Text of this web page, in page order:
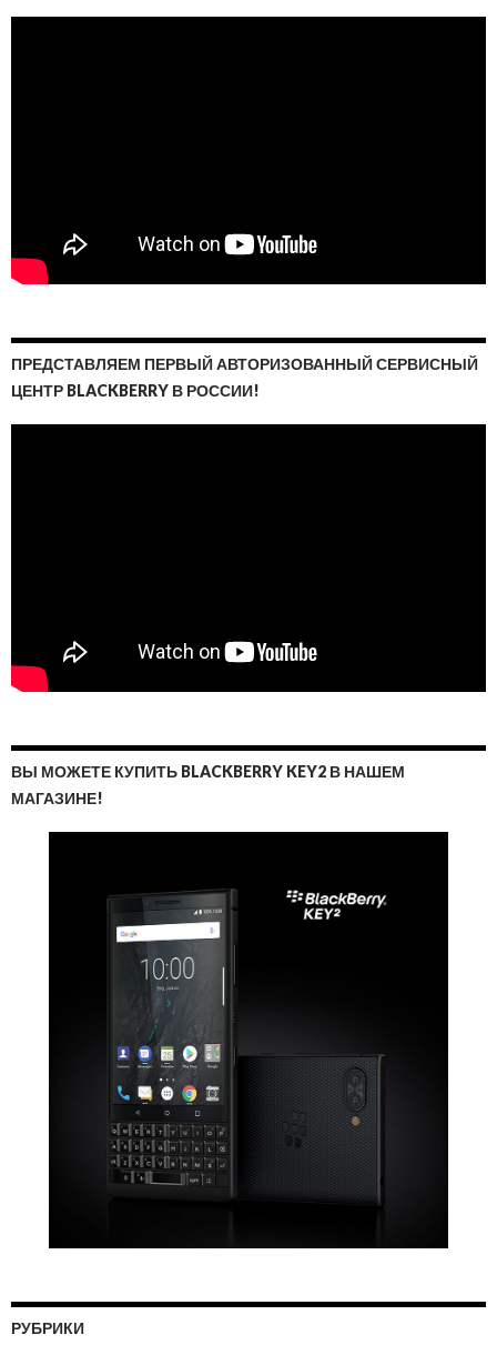
ПРЕДСТАВЛЯЕМ ПЕРВЫЙ АВТОРИЗОВАННЫЙ СЕРВИСНЫЙ
ЦЕНТР BLACKBERRY В РОССИИ!
ВЫ МОЖЕТЕ КУПИТЬ BLACKBERRY KEY2 В НАШЕМ
МАГАЗИНЕ!
РУБРИКИ